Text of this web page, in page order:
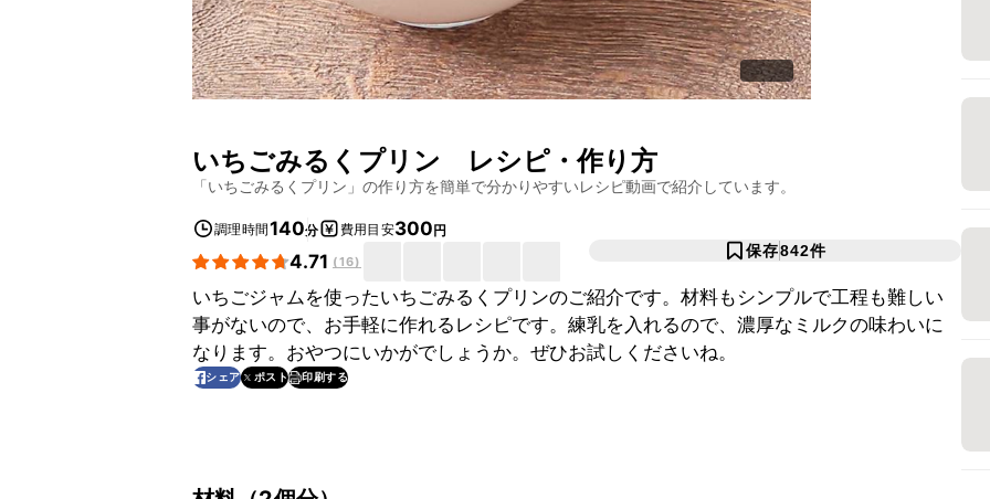
いちごみるくプリン レシピ・作り方
「いちごみるくプリン 」の作り方を簡単で分かりやすいレシピ動画で紹介しています。
調理時間140分 費用目安300円
4.71 (16)
保存842件
いちごジャムを使ったいちごみるくプリンのご紹介です。材料もシンプルで工程も難しい
事がないので、お手軽に作れるレシピです。練乳を入れるので、濃厚なミルクの味わいに
なります。おやつにいかがでしょうか。ぜひお試しくださいね。
シェア ポスト 印刷する